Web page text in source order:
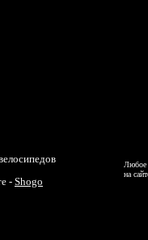
- Shogo
Любое
на